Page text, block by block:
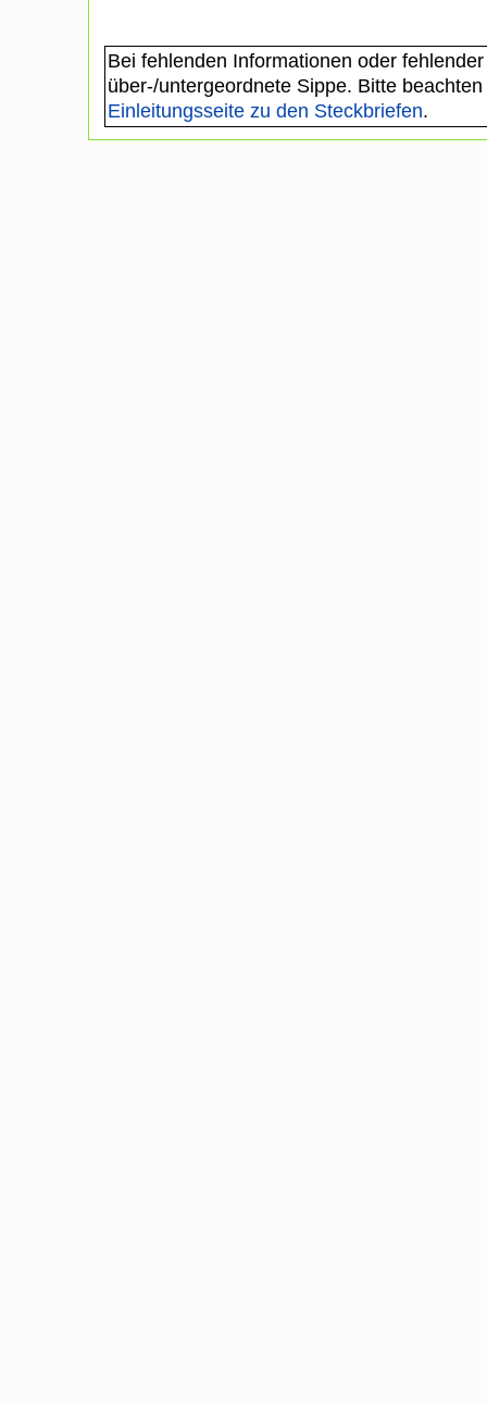
Bei fehlenden Informationen oder
über-/untergeordnete Sippe. Bitte
Einleitungsseite zu den Steckbriefen.